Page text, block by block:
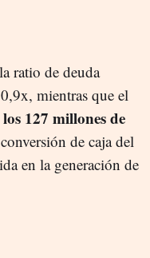
ratio de deuda
mientras que el
127 millones de
de caja del
en la generación de